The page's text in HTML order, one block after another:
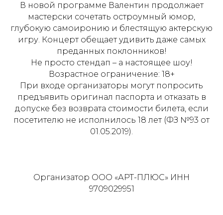
В новой программе Валентин продолжает
мастерски сочетать остроумный юмор,
глубокую самоиронию и блестящую актерскую
игру. Концерт обещает удивить даже самых
преданных поклонников!
Не просто стендап – а настоящее шоу!
Возрастное ограничение: 18+
При входе организаторы могут попросить
предъявить оригинал паспорта и отказать в
допуске без возврата стоимости билета, если
посетителю не исполнилось 18 лет (ФЗ №93 от
01.05.2019).
Организатор ООО «АРТ-ПЛЮС» ИНН
9709029951